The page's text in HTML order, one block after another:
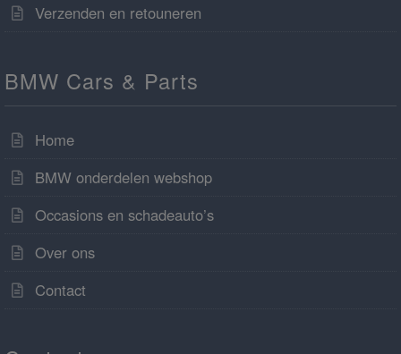
Verzenden en retouneren
BMW Cars & Parts
Home
BMW onderdelen webshop
Occasions en schadeauto’s
Over ons
Contact